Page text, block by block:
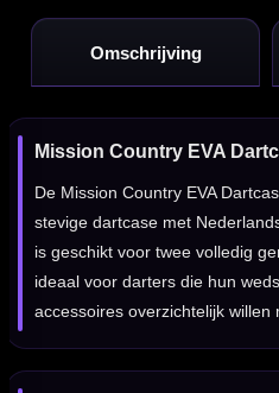
Omschrijving
Mission Country EVA
De Mission Country EVA
stevige dartcase met
is geschikt voor twee volledig
ideaal voor darters die hun
accessoires overzichtelijk willen